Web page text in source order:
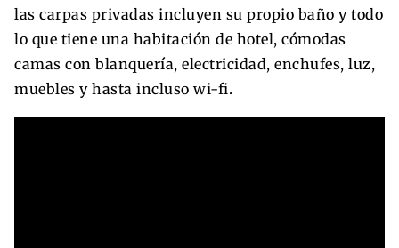
las carpas privadas incluyen su propio baño y todo
lo que tiene una habitación de hotel, cómodas
camas con blanquería, electricidad, enchufes, luz,
muebles y hasta incluso wi-fi.